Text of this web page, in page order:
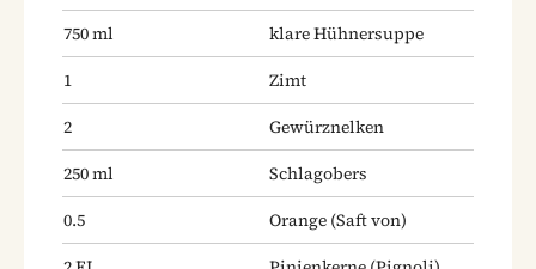
750ml
klare Hühnersuppe
1
Zimt
2
Gewürznelken
250ml
Schlagobers
0.5
Orange (Saft von)